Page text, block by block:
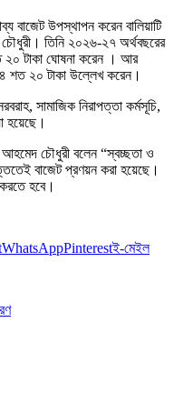
বাজেট উপস্থাপন করেন বালিয়াটি
চৌধুরী। তিনি ২০২৬-২৭ অর্থবছরের
২০ টাকা ঘোষনা করেন । আর
৪ শত ২০ টাকা উল্লেখ করেন।
সামাজিক নিরাপত্তা কর্মসূচি,
হয়েছে।
আহমেদ চৌধুরী বলেন “স্বচ্ছতা ও
বাজেট প্রণয়ন করা হয়েছে।
হবে।
WhatsAppPinterestই-মেইল